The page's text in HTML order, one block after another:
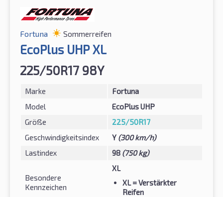
Fortuna Sommerreifen
EcoPlus UHP XL
225/50R17 98Y
Marke
Fortuna
Model
EcoPlus UHP
Größe
225/50R17
Geschwindigkeitsindex
Y (300 km/h)
Lastindex
98 (750 kg)
Besondere
Kennzeichen
XL
XL= Verstärkter
Reifen